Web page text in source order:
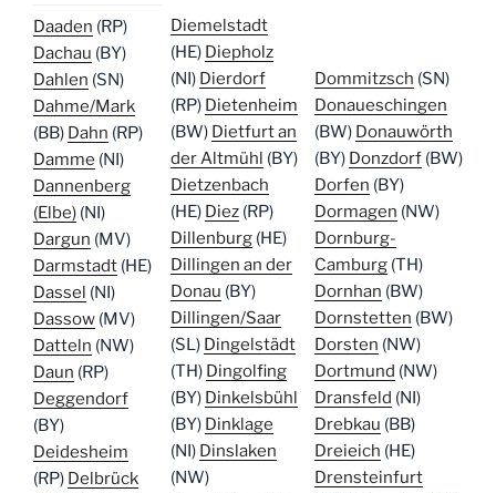
Daaden (RP)
Dachau (BY)
Dahlen (SN)
Dahme/Mark
(BB) Dahn (RP)
Damme (NI)
Dannenberg
(Elbe) (NI)
Dargun (MV)
Darmstadt (HE)
Dassel (NI)
Dassow (MV)
Datteln (NW)
Daun (RP)
Deggendorf
(BY)
Deidesheim
(RP) Delbrück
Diemelstadt
(HE) Diepholz
(NI) Dierdorf
(RP) Dietenheim
(BW) Dietfurt an
der Altmühl (BY)
Dietzenbach
(HE) Diez(RP)
Dillenburg(HE)
Dillingen an der
Donau (BY)
Dillingen/Saar
(SL) Dingelstädt
(TH) Dingolfing
(BY) Dinkelsbühl
(BY) Dinklage
(NI) Dinslaken
(NW)
Dommitzsch (SN)
Donaueschingen
(BW) Donauwörth
(BY) Donzdorf(BW)
Dorfen (BY)
Dormagen (NW)
Dornburg-
Camburg(TH)
Dornhan (BW)
Dornstetten (BW)
Dorsten (NW)
Dortmund (NW)
Dransfeld (NI)
Drebkau (BB)
Dreieich (HE)
Drensteinfurt